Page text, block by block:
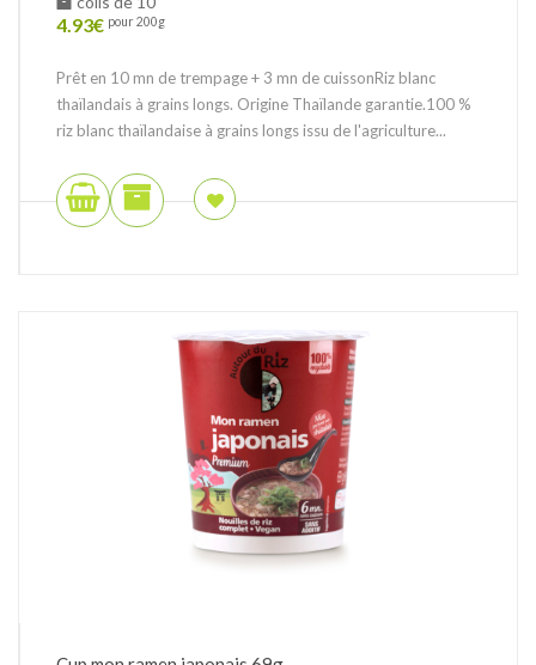
4.93€ pour 200g
Prêt en 10 mn de trempage + 3 mn de cuissonRiz blanc
thaïlandais à grains longs. Origine Thaïlande garantie.100 %
riz blanc thaïlandaise à grains longs issu de l'agriculture...